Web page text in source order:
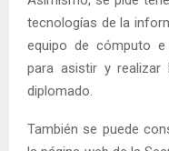
tecnologías de la
equipo de cómputo e
para asistir y realizar
diplomado.
También se puede